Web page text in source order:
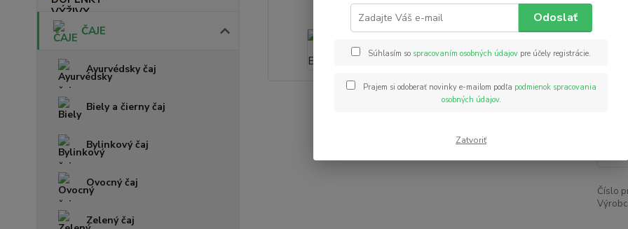
ČAJE
Ayurvédsky čaj
Biely a čierny čaj
Bylinkový čaj
Ovocný čaj
Zelený čaj
Číslo
Odoslať
Súhlasím so spracovaním osobných údajov pre účely registrácie.
Prajem si odoberať novinky e-mailom podľa podmienok spracovania
osobných údajov.
Zatvoriť